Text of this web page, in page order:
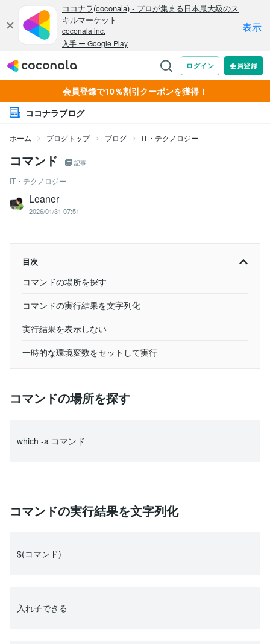
会員登録で10％割引クーポンを獲得！
ココナラブログ
ホーム ブログトップ ブログ IT・テクノロジー
コマンド 記事
IT・テクノロジー
Leaner
2026/01/31 07:51
目次
コマンドの場所を探す
コマンドの実行結果を文字列化
実行結果を表示しない
一時的な環境変数をセットして実行
コマンドの場所を探す
which -a コマンド
コマンドの実行結果を文字列化
$(コマンド)
入れ子できる